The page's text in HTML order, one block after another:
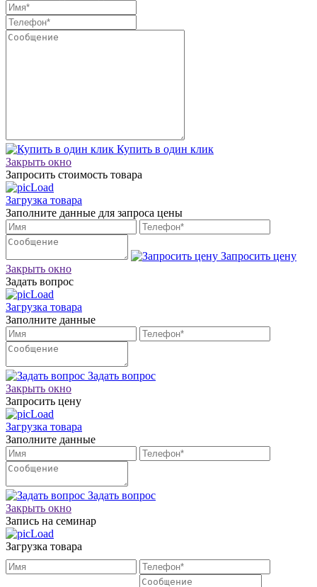
Купить в один клик
Закрыть окно
Запросить стоимость товара
Загрузка товара
Заполните данные для запроса цены
Запросить цену
Закрыть окно
Задать вопрос
Загрузка товара
Заполните данные
Задать вопрос
Закрыть окно
Запросить цену
Загрузка товара
Заполните данные
Задать вопрос
Закрыть окно
Запись на семинар
Загрузка товара